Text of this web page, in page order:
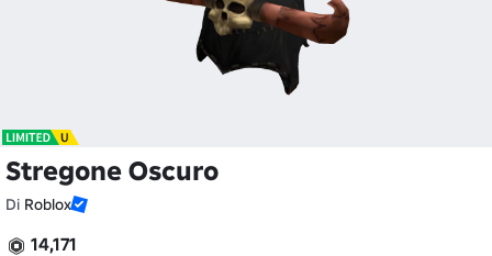
Stregone Oscuro
Di Roblox
14,171